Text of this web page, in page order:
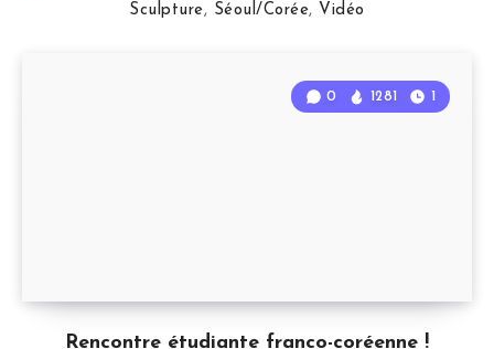
Sculpture, Séoul/Corée, Vidéo
Rencontre étudiante franco-coréenne !
0 1281 1